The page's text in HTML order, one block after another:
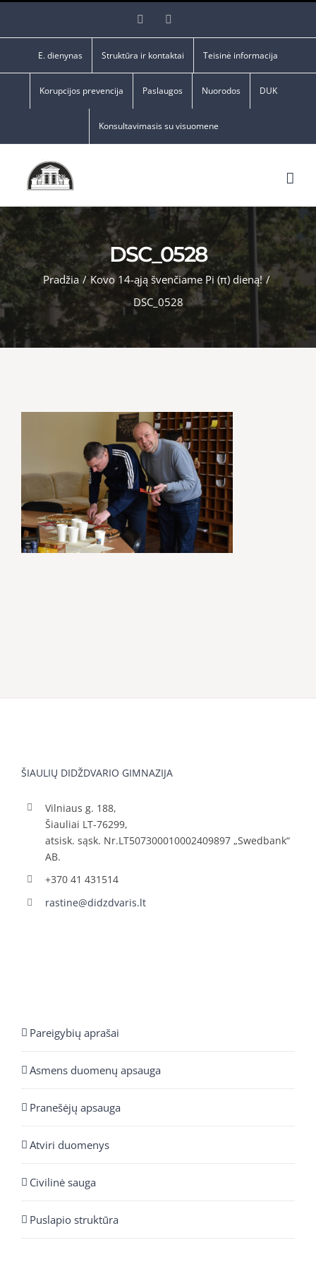
Facebook
E. dienynas Struktūra ir kontaktai Teisinė informacija
Korupcijos prevencija Paslaugos Nuorodos DUK
Konsultavimasis su visuomene
DSC_0528
Pradžia / Kovo 14-ąją švenčiame Pi (π) dieną! /
DSC_0528
ŠIAULIŲ DIDŽDVARIO GIMNAZIJA
Vilniaus g. 188,
Šiauliai LT-76299,
atsisk. sąsk. Nr.LT507300010002409897 „Swedbank“
AB.
+370 41 431514
rastine@didzdvaris.lt
Pareigybių aprašai
Asmens duomenų apsauga
Pranešėjų apsauga
Atviri duomenys
Civilinė sauga
Puslapio struktūra